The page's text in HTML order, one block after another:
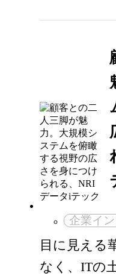
企業イ
目に見える
なく、ITの